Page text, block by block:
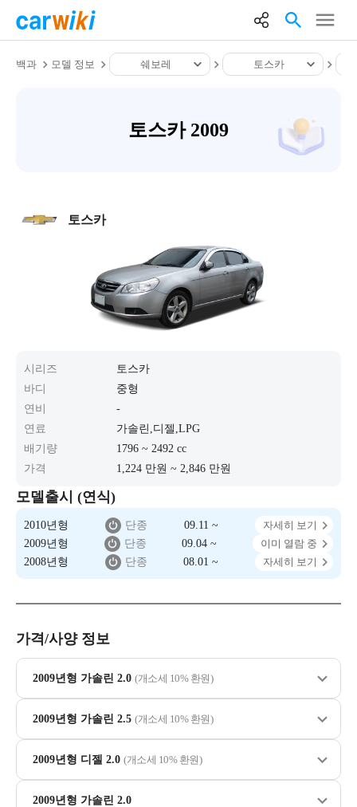
백과 모델 정보 쉐보레 토스카
토스카 2009
토스카
시리즈
토스카
바디
중형
연비
-
연료
가솔린,디젤,LPG
배기량
1796 ~ 2492 cc
가격
1,224 만원 ~ 2,846 만원
모델출시 (연식)
2010년형 단종 09.11 ~
자세히 보기
2009년형
단종 09.04 ~
이미 열람 중
2008년형
단종 08.01 ~ 자세히 보기
가격/사양 정보
2009년형 가솔린 2.0 (개소세 10% 환원)
2009년형 가솔린 2.5 (개소세 10% 환원)
2009년형 디젤 2.0 (개소세 10% 환원)
2009년형 가솔린 2.0